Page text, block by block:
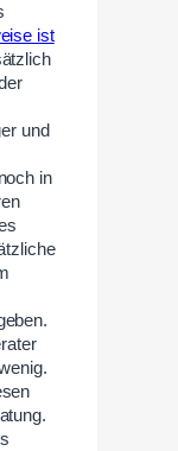
ist
und
in